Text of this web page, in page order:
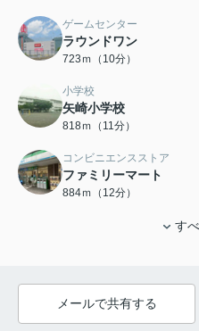
ゲームセンター
ラウンドワン
723ｍ（10分）
小学校
矢崎小学校
818ｍ（11分）
コンビニエンスストア
ファミリーマート
884ｍ（12分）
す
メールで共有する